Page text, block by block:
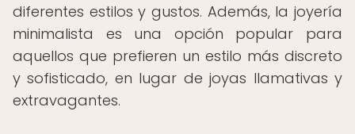
diferentes estilos y gustos. Además, la joyería
minimalista es una opción popular para
aquellos que prefieren un estilo más discreto
y sofisticado, en lugar de joyas llamativas y
extravagantes.